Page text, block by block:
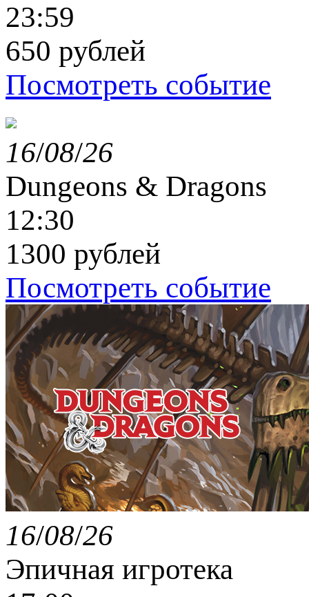
23:59
650 рублей
Посмотреть событие
16/08/26
Dungeons & Dragons
12:30
1300 рублей
Посмотреть событие
16/08/26
Эпичная игротека